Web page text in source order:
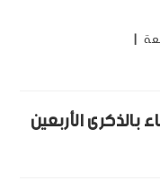
الأربعين